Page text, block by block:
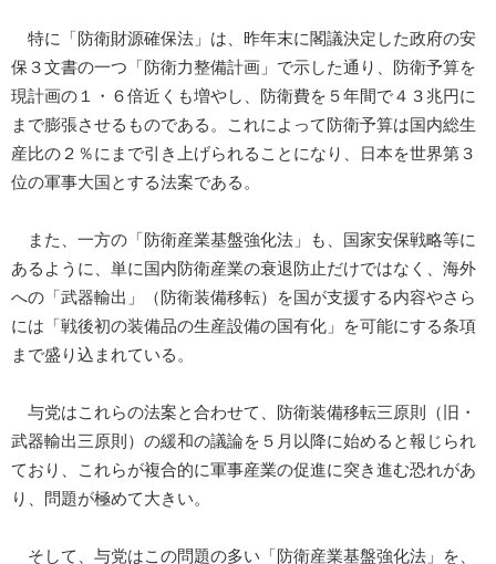
特に「防衛財源確保法」は、昨年末に閣議決定した政府の安
保３文書の一つ「防衛力整備計画」で示した通り、防衛予算を
現計画の１・６倍近くも増やし、防衛費を５年間で４３兆円に
まで膨張させるものである。これによって防衛予算は国内総生
産比の２％にまで引き上げられることになり、日本を世界第３
位の軍事大国とする法案である。
また、一方の「防衛産業基盤強化法」も、国家安保戦略等に
あるように、単に国内防衛産業の衰退防止だけではなく、海外
への「武器輸出」（防衛装備移転）を国が支援する内容やさら
には「戦後初の装備品の生産設備の国有化」を可能にする条項
まで盛り込まれている。
与党はこれらの法案と合わせて、防衛装備移転三原則（旧・
武器輸出三原則）の緩和の議論を５月以降に始めると報じられ
ており、これらが複合的に軍事産業の促進に突き進む恐れがあ
り、問題が極めて大きい。
そして、与党はこの問題の多い「防衛産業基盤強化法」を、